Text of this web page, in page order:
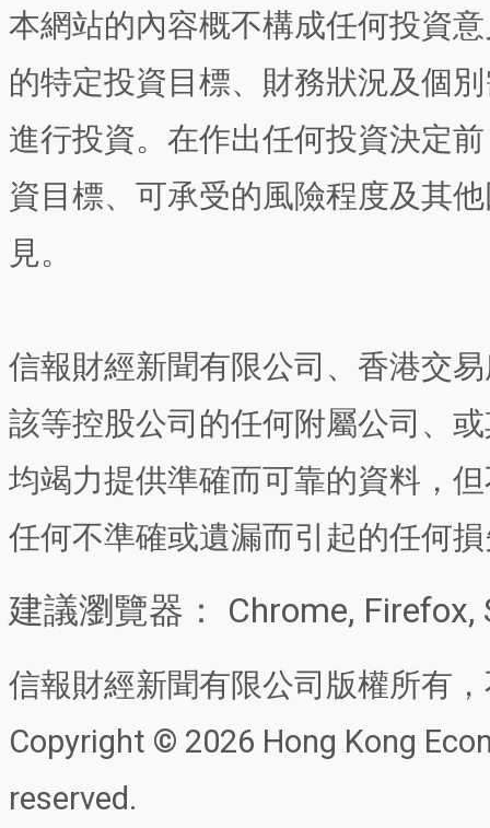
本網站的內容概不構成任何投資
的特定投資目標、財務狀況及個
進行投資。在作出任何投資決定
資目標、可承受的風險程度及其
見。
信報財經新聞有限公司、香港交
該等控股公司的任何附屬公司、
均竭力提供準確而可靠的資料，
任何不準確或遺漏而引起的任何
建議瀏覽器： Chrome, Firefox,
信報財經新聞有限公司版權所有
Copyright © 2026 Hong Kong
reserved.